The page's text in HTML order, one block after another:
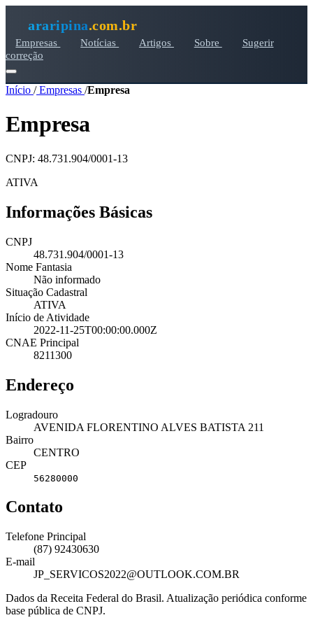
araripina.com.br
Empresas Notícias Artigos Sobre
Sugerir
correção
Início /Empresas /Empresa
Empresa
CNPJ: 48.731.904/0001-13
ATIVA
Informações Básicas
CNPJ
48.731.904/0001-13
Nome Fantasia
Não informado
Situação Cadastral
ATIVA
Início de Atividade
2022-11-25T00:00:00.000Z
CNAE Principal
8211300
Endereço
Logradouro
AVENIDA FLORENTINO ALVES BATISTA 211
Bairro
CENTRO
CEP
56280000
Contato
Telefone Principal
(87) 92430630
E-mail
JP_SERVICOS2022@OUTLOOK.COM.BR
Dados da Receita Federal do Brasil. Atualização periódica conforme
base pública de CNPJ.